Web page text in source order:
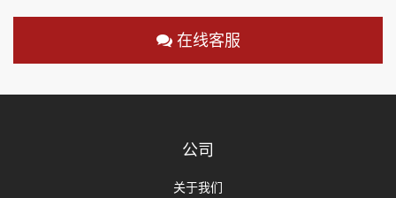
在线客服
公司
关于我们